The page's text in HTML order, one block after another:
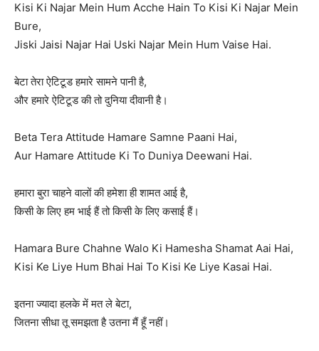
Kisi Ki Najar Mein Hum Acche Hain To Kisi Ki Najar Mein
Bure,
Jiski Jaisi Najar Hai Uski Najar Mein Hum Vaise Hai.
बेटा तेरा ऐटिटूड हमारे सामने पानी है,
और हमारे ऐटिटूड की तो दुनिया दीवानी है।
Beta Tera Attitude Hamare Samne Paani Hai,
Aur Hamare Attitude Ki To Duniya Deewani Hai.
हमारा बुरा चाहने वालों की हमेशा ही शामत आई है,
किसी के लिए हम भाई हैं तो किसी के लिए कसाई हैं।
Hamara Bure Chahne Walo Ki Hamesha Shamat Aai Hai,
Kisi Ke Liye Hum Bhai Hai To Kisi Ke Liye Kasai Hai.
इतना ज्यादा हलके में मत ले बेटा,
जितना सीधा तू समझता है उतना मैं हूँ नहीं।